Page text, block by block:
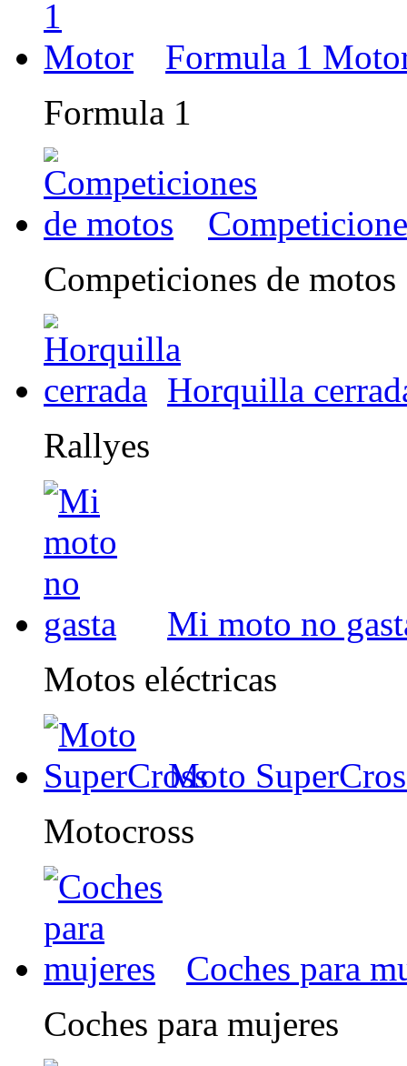
Formula 1
Formula 1
Competiciones de motos
Horquilla
Rallyes
Mi moto no
Motos eléctricas
Moto
Motocross
Coches para
Coches para mujeres